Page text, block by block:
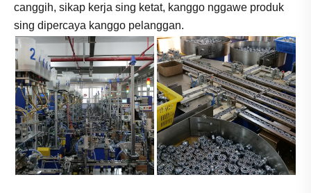
canggih, sikap kerja sing ketat, kanggo nggawe produk
sing dipercaya kanggo pelanggan.